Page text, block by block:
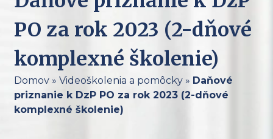
PO za rok 2023 (2-dňové
komplexné školenie)
Domov» Videoškolenia a pomôcky» Daňové
priznanie k DzP PO za rok 2023 (2-dňové
komplexné školenie)